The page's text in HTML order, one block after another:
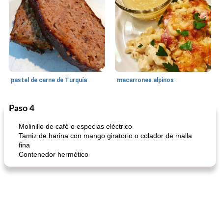
pastel de carne de Turquía macarrones alpinos
Cocina del mundo
Paso 4
Molinillo de café o especias eléctrico
Tamiz de harina con mango giratorio o colador de malla
fina
Contenedor hermético